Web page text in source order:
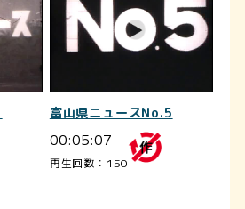
富山県ニュースNo.5
00:05:07
再生回数：150